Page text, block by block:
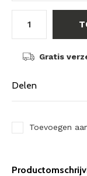
Gratis
Delen
Toevoegen